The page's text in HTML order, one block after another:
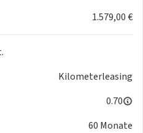
1.579,00 €
Kilometerleasing
0.70
60 Monate